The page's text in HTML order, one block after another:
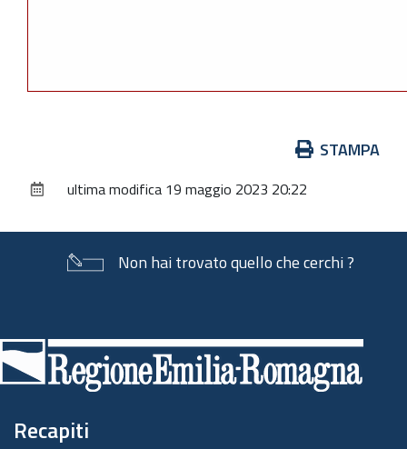
documento
STAMPA
ultima modifica 19 maggio 2023 20:22
Non hai trovato quello che cerchi ?
di
pagina
Recapiti